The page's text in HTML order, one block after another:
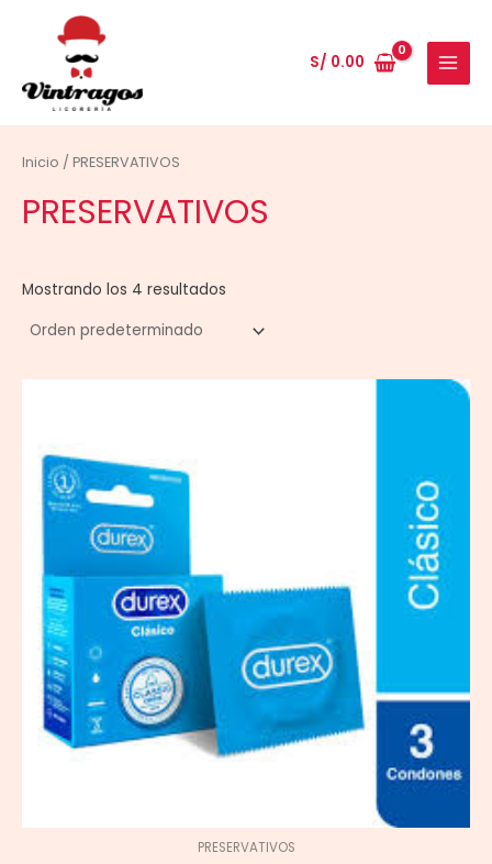
contenido
S/ 0.00
MAIN
MENU
Inicio / PRESERVATIVOS
PRESERVATIVOS
Mostrando los 4 resultados
PRESERVATIVOS